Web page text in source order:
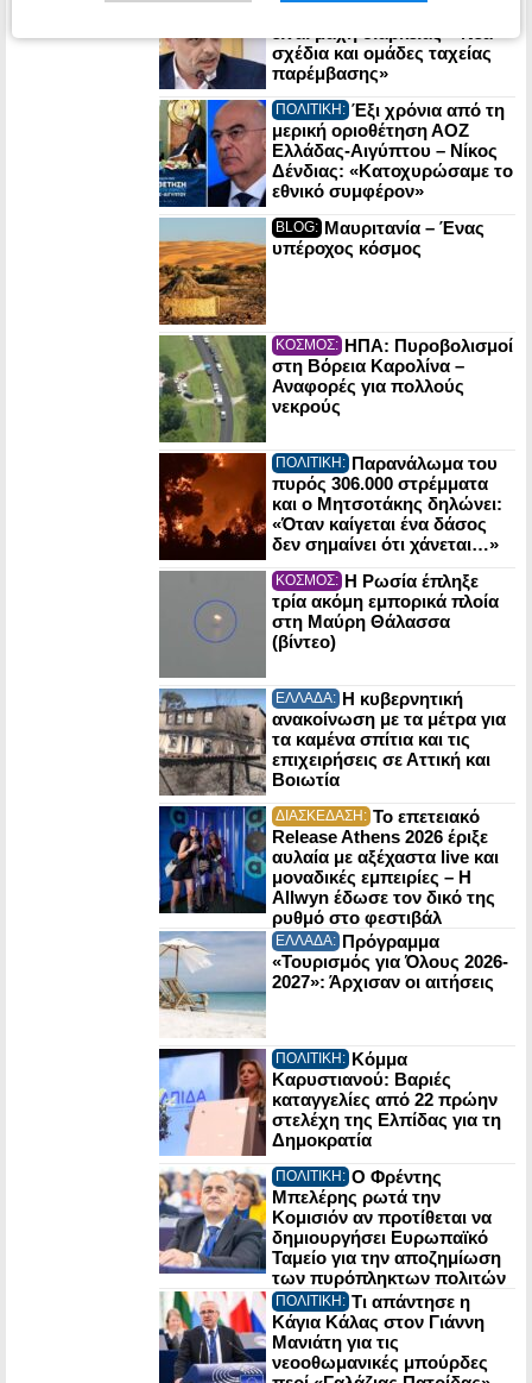
σχέδια και ομάδες ταχείας
παρέμβασης»
ΠΟΛΙΤΙΚΗ: Έξι χρόνια από τη
μερική οριοθέτηση ΑΟΖ
Ελλάδας-Αιγύπτου – Νίκος
Δένδιας: «Κατοχυρώσαμε το
εθνικό συμφέρον»
BLOG: Μαυριτανία – Ένας
υπέροχος κόσμος
ΚΟΣΜΟΣ: ΗΠΑ: Πυροβολισμοί
στη Βόρεια Καρολίνα –
Αναφορές για πολλούς
νεκρούς
ΠΟΛΙΤΙΚΗ: Παρανάλωμα του
πυρός 306.000 στρέμματα
και ο Μητσοτάκης δηλώνει:
«Όταν καίγεται ένα δάσος
δεν σημαίνει ότι χάνεται…»
ΚΟΣΜΟΣ: Η Ρωσία έπληξε
τρία ακόμη εμπορικά πλοία
στη Μαύρη Θάλασσα
(βίντεο)
ΕΛΛΑΔΑ: Η κυβερνητική
ανακοίνωση με τα μέτρα για
τα καμένα σπίτια και τις
επιχειρήσεις σε Αττική και
Βοιωτία
ΔΙΑΣΚΕΔΑΣΗ: Το επετειακό
Release Athens 2026 έριξε
αυλαία με αξέχαστα live και
μοναδικές εμπειρίες – Η
Allwyn έδωσε τον δικό της
ρυθμό στο φεστιβάλ
ΕΛΛΑΔΑ: Πρόγραμμα
«Τουρισμός για Όλους 2026-
2027»: Άρχισαν οι αιτήσεις
ΠΟΛΙΤΙΚΗ: Κόμμα
Καρυστιανού: Βαριές
καταγγελίες από 22 πρώην
στελέχη της Ελπίδας για τη
Δημοκρατία
ΠΟΛΙΤΙΚΗ: Ο Φρέντης
Μπελέρης ρωτά την
Κομισιόν αν προτίθεται να
δημιουργήσει Ευρωπαϊκό
Ταμείο για την αποζημίωση
των πυρόπληκτων πολιτών
ΠΟΛΙΤΙΚΗ: Τι απάντησε η
Κάγια Κάλας στον Γιάννη
Μανιάτη για τις
νεοοθωμανικές μπούρδες